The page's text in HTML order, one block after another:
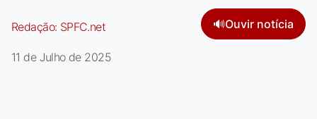
Redação: SPFC.net 🔊Ouvir notícia
11 de Julho de 2025